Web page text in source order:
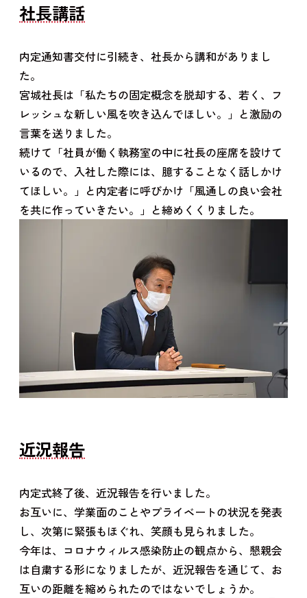
社長講話
内定通知書交付に引続き、社長から講和がありまし
た。
宮城社長は「私たちの固定概念を脱却する、若く、フ
レッシュな新しい風を吹き込んでほしい。」と激励の
言葉を送りました。
続けて「社員が働く執務室の中に社長の座席を設けて
いるので、入社した際には、臆することなく話しかけ
てほしい。」と内定者に呼びかけ「風通しの良い会社
を共に作っていきたい。」と締めくくりました。
近況報告
内定式終了後、近況報告を行いました。
お互いに、学業面のことやプライベートの状況を発表
し、次第に緊張もほぐれ、笑顔も見られました。
今年は、コロナウィルス感染防止の観点から、懇親会
は自粛する形になりましたが、近況報告を通じて、お
互いの距離を縮められたのではないでしょうか。